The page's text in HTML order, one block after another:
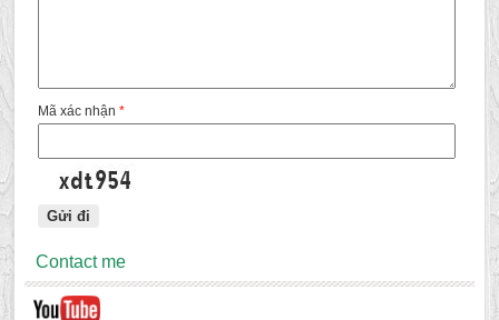
Mã xác nhận *
Contact me